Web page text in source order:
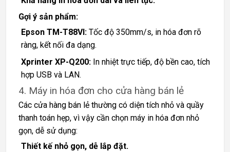
Gợi ý sản phẩm:
Epson TM-T88VI:Tốc độ 350mm/s, in hóa đơn rõ
ràng, kết nối đa dạng.
Xprinter XP-Q200:In nhiệt trực tiếp, độ bền cao, tích
hợp USB và LAN.
4. Máy in hóa đơn cho cửa hàng bán lẻ
Các cửa hàng bán lẻ thường có diện tích nhỏ và quầy
thanh toán hẹp, vì vậy cần chọn máy in hóa đơn nhỏ
gọn, dễ sử dụng:
Thiết kế nhỏ gọn, dễ lắp đặt.